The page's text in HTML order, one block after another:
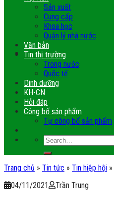
Sản xuất
Cung cấp
Khoa học
Quản lý nhà nước
Văn bản
Tin thị trường
Trong nước
Quốc tế
Dinh dưỡng
KH-CN
Hỏi đáp
Công bố sản phẩm
Tự công bố sản phẩm
Trang chủ » Tin tức » Tin hiệp hội »
04/11/2021
Trần Trung